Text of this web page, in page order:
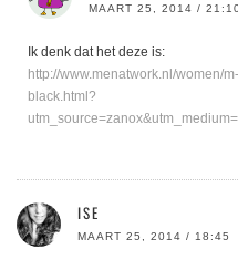
MAART 25, 2014 /
Ik denk dat het deze is:
http://www.menatwork.nl/women/
black.html?
ISE
MAART 25, 2014 / 18:45